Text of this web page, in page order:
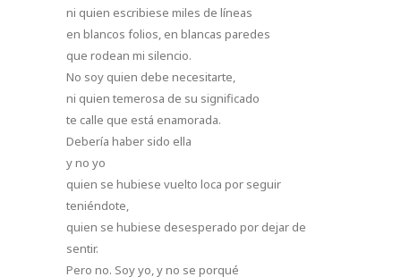
ni quien escribiese miles de líneas
en blancos folios, en blancas paredes
que rodean mi silencio.
No soy quien debe necesitarte,
ni quien temerosa de su significado
te calle que está enamorada.
Debería haber sido ella
y no yo
quien se hubiese vuelto loca por seguir
teniéndote,
quien se hubiese desesperado por dejar de
sentir.
Pero no. Soy yo, y no se porqué